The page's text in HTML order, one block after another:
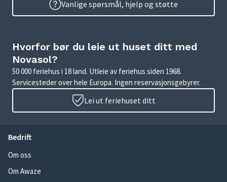
Vanlige spørsmål, hjelp og støtte
Hvorfor bør du leie ut huset ditt med
Novasol?
50 000 feriehus i 18 land. Utleie av feriehus siden 1968.
Servicesteder over hele Europa. Ingen reservasjonsgebyrer.
Lei ut feriehuset ditt
Bedrift
Om oss
Om Awaze